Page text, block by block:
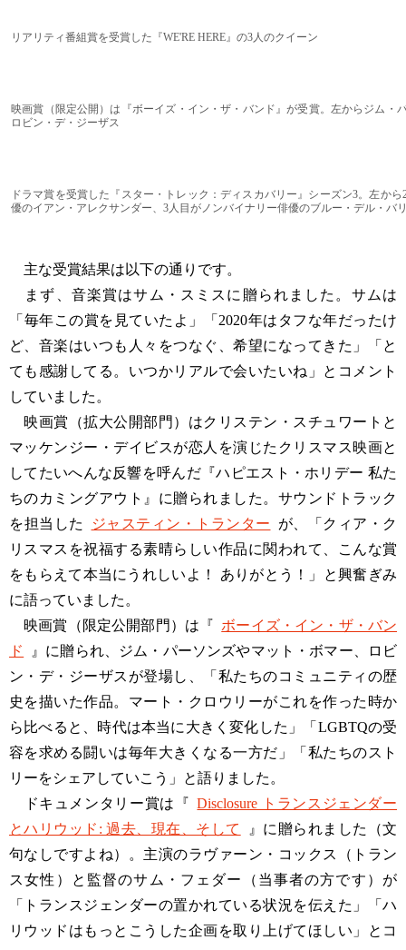
リアリティ番組賞を受賞した『WE'RE HERE』の3人のクイーン
映画賞（限定公開）は『ボーイズ・イン・ザ・バンド』が受賞。左からジム・
ロビン・デ・ジーザス
ドラマ賞を受賞した『スター・トレック：ディスカバリー』シーズン3。左か
優のイアン・アレクサンダー、3人目がノンバイナリー俳優のブルー・デル・バ
主な受賞結果は以下の通りです。
まず、音楽賞はサム・スミスに贈られました。サムは
「毎年この賞を見ていたよ」「2020年はタフな年だったけ
ど、音楽はいつも人々をつなぐ、希望になってきた」「と
ても感謝してる。いつかリアルで会いたいね」とコメント
していました。
映画賞（拡大公開部門）はクリステン・スチュワートと
マッケンジー・デイビスが恋人を演じたクリスマス映画と
してたいへんな反響を呼んだ『ハピエスト・ホリデー 私た
ちのカミングアウト』に贈られました。サウンドトラック
を担当した
ジャスティン・トランター
が、「クィア・ク
リスマスを祝福する素晴らしい作品に関われて、こんな賞
をもらえて本当にうれしいよ！ ありがとう！」と興奮ぎみ
に語っていました。
映画賞（限定公開部門）は『 ボーイズ・イン・ザ・バン
ド
』に贈られ、ジム・パーソンズやマット・ボマー、ロビ
ン・デ・ジーザスが登場し、「私たちのコミュニティの歴
史を描いた作品。マート・クロウリーがこれを作った時か
ら比べると、時代は本当に大きく変化した」「LGBTQの受
容を求める闘いは毎年大きくなる一方だ」「私たちのスト
リーをシェアしていこう」と語りました。
ドキュメンタリー賞は『 Disclosure トランスジェンダー
とハリウッド: 過去、現在、そして
』に贈られました（文
句なしですよね）。主演のラヴァーン・コックス（トラン
ス女性）と監督のサム・フェダー（当事者の方です）が
「トランスジェンダーの置かれている状況を伝えた」「ハ
リウッドはもっとこうした企画を取り上げてほしい」とコ